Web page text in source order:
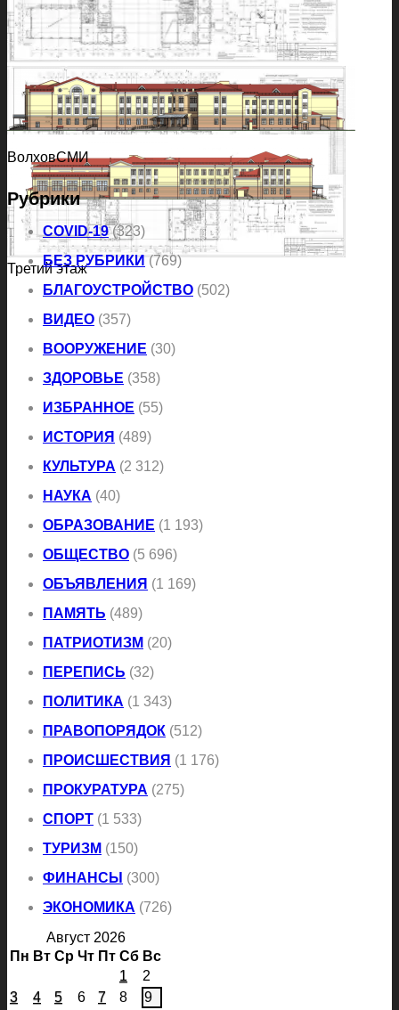
Второй этаж
Третий этаж
ВолховСМИ
Рубрики
COVID-19(323)
БЕЗ РУБРИКИ (769)
БЛАГОУСТРОЙСТВО (502)
ВИДЕО (357)
ВООРУЖЕНИЕ (30)
ЗДОРОВЬЕ (358)
ИЗБРАННОЕ (55)
ИСТОРИЯ (489)
КУЛЬТУРА (2 312)
НАУКА (40)
ОБРАЗОВАНИЕ (1 193)
ОБЩЕСТВО (5 696)
ОБЪЯВЛЕНИЯ (1 169)
ПАМЯТЬ (489)
ПАТРИОТИЗМ (20)
ПЕРЕПИСЬ (32)
ПОЛИТИКА (1 343)
ПРАВОПОРЯДОК (512)
ПРОИСШЕСТВИЯ (1 176)
ПРОКУРАТУРА (275)
СПОРТ (1 533)
ТУРИЗМ (150)
ФИНАНСЫ (300)
ЭКОНОМИКА (726)
Август 2026
Пн Вт Ср Чт Пт Сб Вс
1
2
3
4 5 6 7 8
9